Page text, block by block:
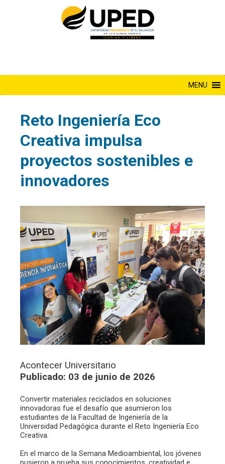
MENU
Reto Ingeniería Eco
Creativa impulsa
proyectos sostenibles e
innovadores
Acontecer Universitario
Publicado: 03 de junio de 2026
Convertir materiales reciclados en soluciones
innovadoras fue el desafío que asumieron los
estudiantes de la Facultad de Ingeniería de la
Universidad Pedagógica durante el Reto Ingeniería Eco
Creativa.
En el marco de la Semana Medioambiental, los jóvenes